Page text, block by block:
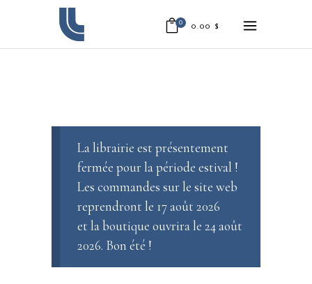
0 0.00 $
La librairie est présentement
fermée pour la période estival !
Les commandes sur le site web
reprendront le 17 août 2026
et la boutique ouvrira le 24 août
2026. Bon été !